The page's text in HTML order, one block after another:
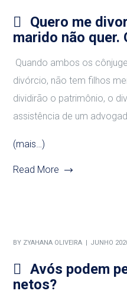
Quero me
marido não quer.
Quando ambos os
divórcio, não tem filhos
dividirão o patrimônio, o
assistência de um
(mais…)
Read More
BY ZYAHANA OLIVEIRA JUNHO
Avós podem
netos?